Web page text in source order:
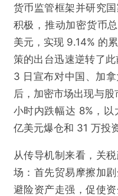
货币监管框架并研究
积极，推动加密货币
美元，实现 9.14% 的
策的出台迅速逆转了
3 日宣布对中国、加
后，加密市场出现与
小时内跌幅达 8%，
亿美元爆仓和 31 万投
从传导机制来看，关
场：首先贸易摩擦加
避险资产走强，促使